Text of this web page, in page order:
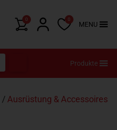
0 0
MENU
Produkte
/ Ausrüstung & Accessoires